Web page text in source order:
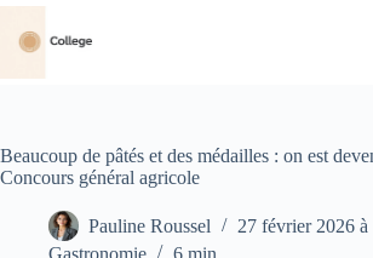
Passer
contenu
Beaucoup de pâtés et des médailles : on est
Concours général agricole
Pauline Roussel
27 février 2026 à
Gastronomie
6 min